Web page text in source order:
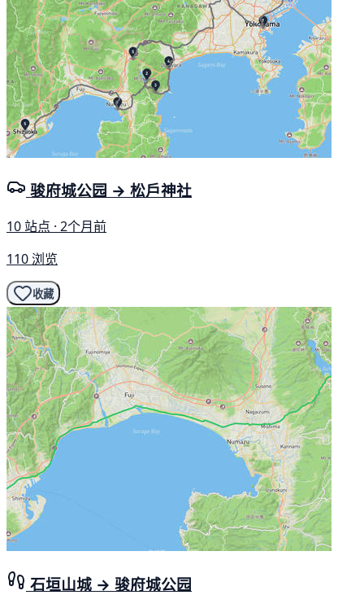
骏府城公园 → 松戶神社
10 站点 · 2个月前
110 浏览
收藏
石垣山城 → 骏府城公园